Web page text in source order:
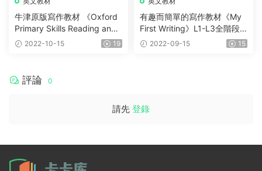
牛津原版寫作教材 《Oxford
Primary Skills Reading and
Writing》G1-6全六冊 PDF+
2022-10-15 19
有趣而簡單的寫作教材《My
First Writing》L1-L3全階段
學生書+練習冊+教師書等
2022-09-15 15
評論 0
請先 登錄